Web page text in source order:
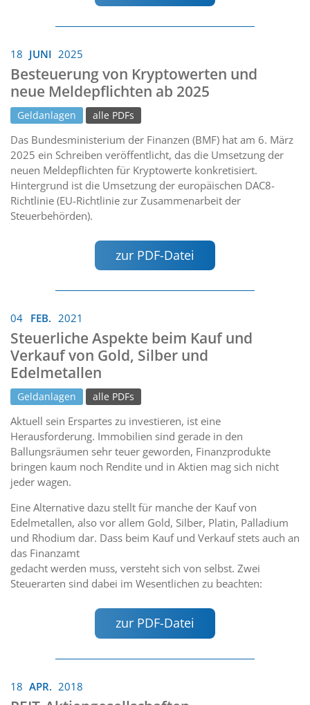
18 JUNI 2025
Besteuerung von Kryptowerten und
neue Meldepflichten ab 2025
Geldanlagen alle PDFs
Das Bundesministerium der Finanzen (BMF) hat am 6. März
2025 ein Schreiben veröffentlicht, das die Umsetzung der
neuen Meldepflichten für Kryptowerte konkretisiert.
Hintergrund ist die Umsetzung der europäischen DAC8-
Richtlinie (EU-Richtlinie zur Zusammenarbeit der
Steuerbehörden).
zur PDF-Datei
04 FEB. 2021
Steuerliche Aspekte beim Kauf und
Verkauf von Gold, Silber und
Edelmetallen
Geldanlagen alle PDFs
Aktuell sein Erspartes zu investieren, ist eine
Herausforderung. Immobilien sind gerade in den
Ballungsräumen sehr teuer geworden, Finanzprodukte
bringen kaum noch Rendite und in Aktien mag sich nicht
jeder wagen.
Eine Alternative dazu stellt für manche der Kauf von
Edelmetallen, also vor allem Gold, Silber, Platin, Palladium
und Rhodium dar. Dass beim Kauf und Verkauf stets auch an
das Finanzamt
gedacht werden muss, versteht sich von selbst. Zwei
Steuerarten sind dabei im Wesentlichen zu beachten:
zur PDF-Datei
18 APR. 2018